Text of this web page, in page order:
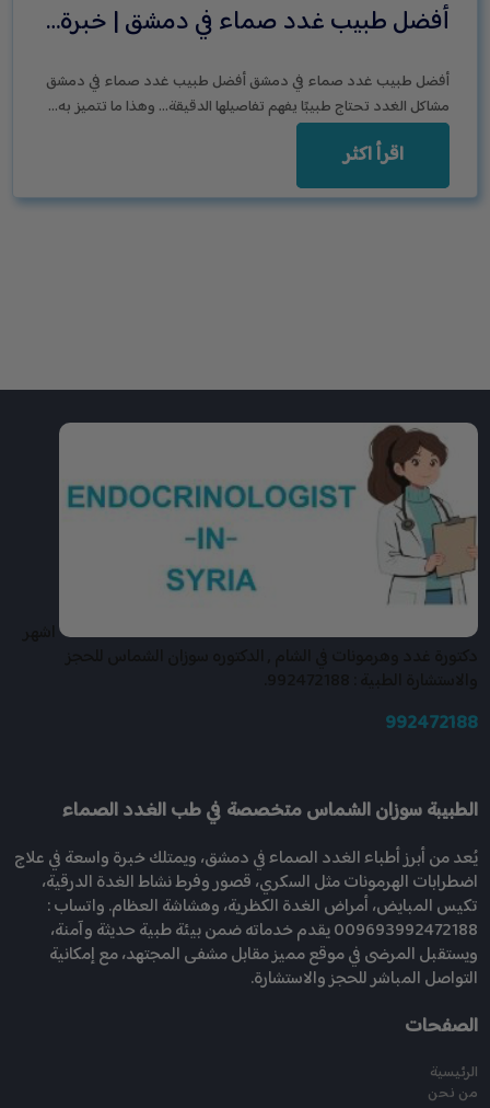
أفضل طبيب غدد صماء في دمشق | خبرة…
أفضل طبيب غدد صماء في دمشق أفضل طبيب غدد صماء في دمشق
مشاكل الغدد تحتاج طبيبًا يفهم تفاصيلها الدقيقة… وهذا ما تتميز به…
اقرأ اكثر
992472188
الطبيبة سوزان الشماس متخصصة في طب الغدد الصماء
يُعد من أبرز أطباء الغدد الصماء في دمشق، ويمتلك خبرة واسعة في علاج
اضطرابات الهرمونات مثل السكري، قصور وفرط نشاط الغدة الدرقية،
تكيس المبايض، أمراض الغدة الكظرية، وهشاشة العظام. واتساب :
009693992472188 يقدم خدماته ضمن بيئة طبية حديثة وآمنة،
ويستقبل المرضى في موقع مميز مقابل مشفى المجتهد، مع إمكانية
التواصل المباشر للحجز والاستشارة.
الصفحات
الرئيسية
من نحن